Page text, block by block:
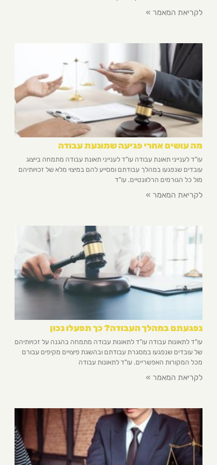
לקריאת המאמר »
מה עושים אחרי פגיעה שמונעת עבודה
עו"ד לענייני תאונת עבודה עו"ד לענייני תאונת עבודה מתמחה בייצוג
עובדים שנפגעו במהלך עבודתם ומסייע להם במיצוי מלא של זכויותיהם
מול כל הגורמים הרלוונטיים. עו"ד
לקריאת המאמר »
נפגעתם במהלך העבודה? כך תפעלו נכון
עו"ד לתאונות עבודה עו"ד לתאונות עבודה מתמחה בהגנה על זכויותיהם
של עובדים שנפגעו במסגרת עבודתם ובהשגת פיצויים מקיפים עבורם
מכל המקורות האפשריים. עו"ד לתאונות עבודה
לקריאת המאמר »